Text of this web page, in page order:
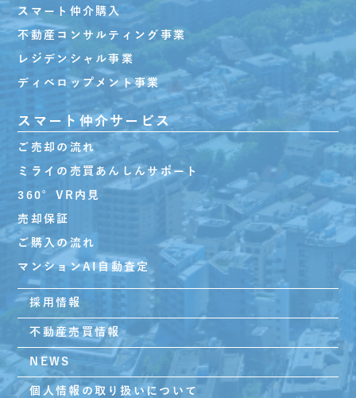
スマート仲介購入
不動産コンサルティング事業
レジデンシャル事業
ディベロップメント事業
スマート仲介サービス
ご売却の流れ
ミライの売買あんしんサポート
360°VR内見
売却保証
ご購入の流れ
マンションAI自動査定
採用情報
不動産売買情報
NEWS
個人情報の取り扱いについて